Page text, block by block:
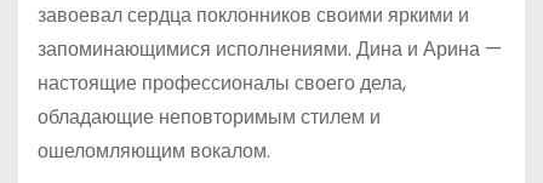
завоевал сердца поклонников своими яркими и
запоминающимися исполнениями. Дина и Арина —
настоящие профессионалы своего дела,
обладающие неповторимым стилем и
ошеломляющим вокалом.